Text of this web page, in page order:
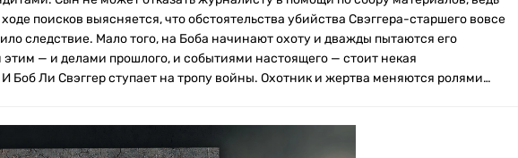
ходе поисков выясняется, что обстоятельства убийства Свэггера-старшего вовсе
следствие. Мало того, на Боба начинают охоту и дважды пытаются его
этим — и делами прошлого, и событиями настоящего — стоит некая
Боб Ли Свэггер ступает на тропу войны. Охотник и жертва меняются ролями…